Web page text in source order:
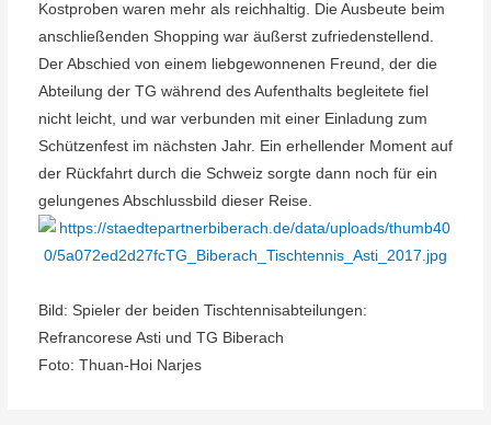
Kostproben waren mehr als reichhaltig. Die Ausbeute beim
anschließenden Shopping war äußerst zufriedenstellend.
Der Abschied von einem liebgewonnenen Freund, der die
Abteilung der TG während des Aufenthalts begleitete fiel
nicht leicht, und war verbunden mit einer Einladung zum
Schützenfest im nächsten Jahr. Ein erhellender Moment auf
der Rückfahrt durch die Schweiz sorgte dann noch für ein
gelungenes Abschlussbild dieser Reise.
Bild: Spieler der beiden Tischtennisabteilungen:
Refrancorese Asti und TG Biberach
Foto: Thuan-Hoi Narjes